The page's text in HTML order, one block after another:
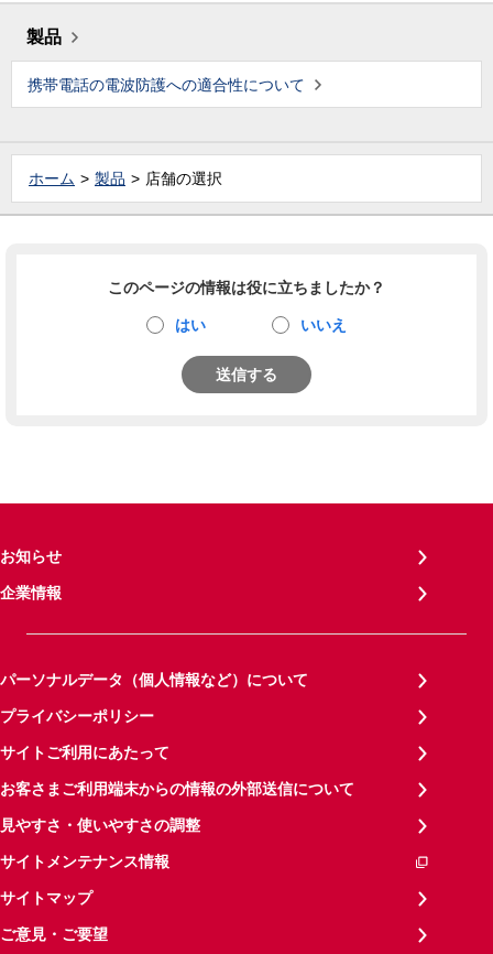
製品
携帯電話の電波防護への適合性について
ホーム 製品 店舗の選択
このページの情報は役に立ちましたか？
はい いいえ
送信する
お知らせ
企業情報
パーソナルデータ（個人情報など）について
プライバシーポリシー
サイトご利用にあたって
お客さまご利用端末からの情報の外部送信について
見やすさ・使いやすさの調整
サイトメンテナンス情報
サイトマップ
ご意見・ご要望